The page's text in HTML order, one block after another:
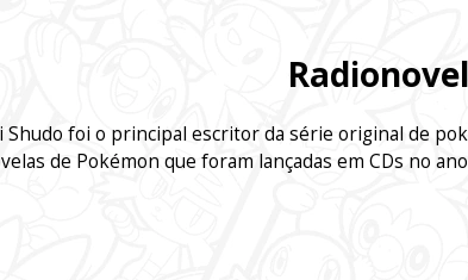
Shudo foi o principal escritor da série original de
de Pokémon que foram lançadas em CDs no